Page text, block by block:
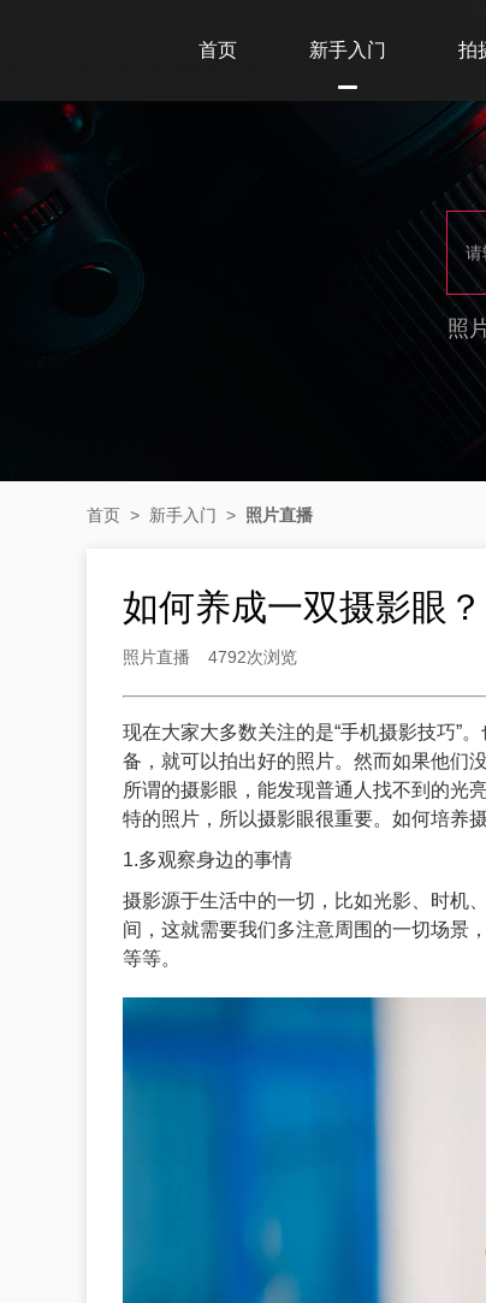
首页 新手入门 拍
照
首页 > 新手入门 > 照片直播
如何养成一双摄影眼？
照片直播 4792次浏览
现在大家大多数关注的是“手机摄影技巧”
备，就可以拍出好的照片。然而如果他们
所谓的摄影眼，能发现普通人找不到的光
特的照片，所以摄影眼很重要。如何培养
1.多观察身边的事情
摄影源于生活中的一切，比如光影、时机
间，这就需要我们多注意周围的一切场景
等等。